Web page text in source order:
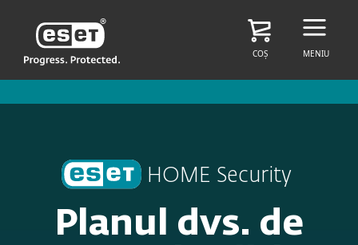
COȘ MENIU
HOME Security
Planul dvs. de